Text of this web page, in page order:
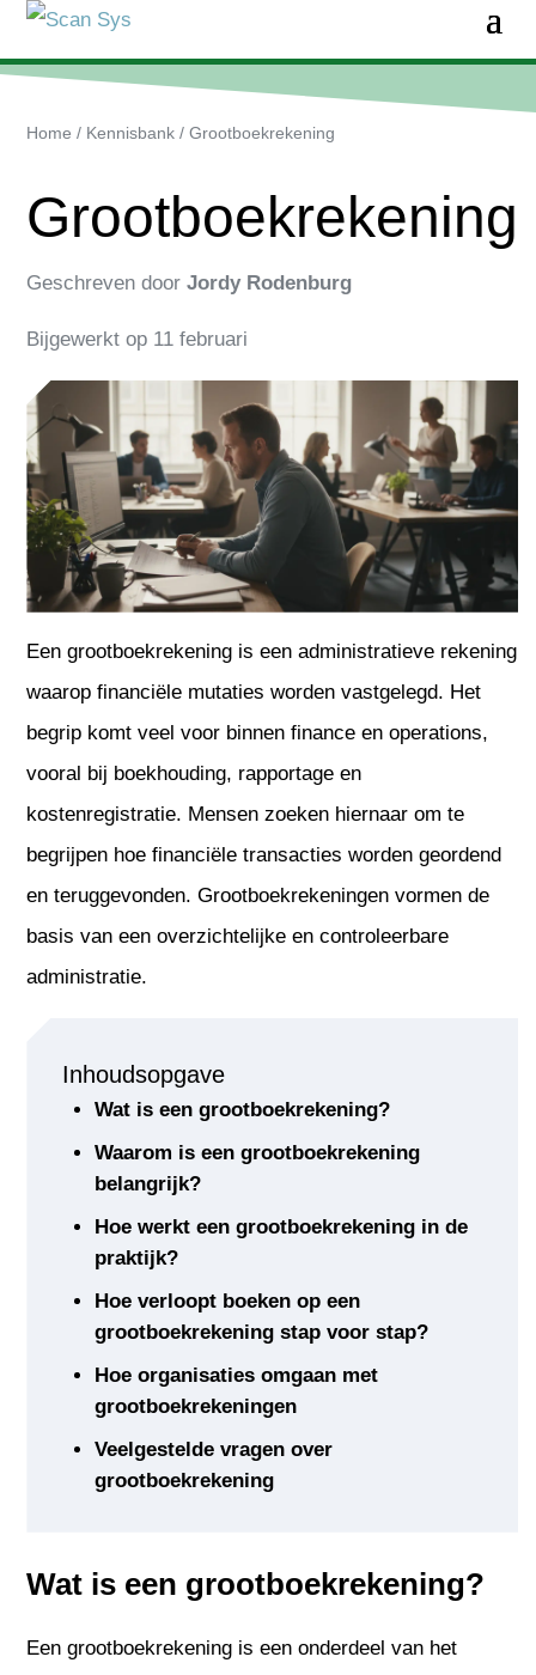
Home / Kennisbank /Grootboekrekening
Grootboekrekening
Geschreven doorJordy Rodenburg
Bijgewerkt op 11 februari
Een grootboekrekening is een administratieve rekening
waarop financiële mutaties worden vastgelegd. Het
begrip komt veel voor binnen finance en operations,
vooral bij boekhouding, rapportage en
kostenregistratie. Mensen zoeken hiernaar om te
begrijpen hoe financiële transacties worden geordend
en teruggevonden. Grootboekrekeningen vormen de
basis van een overzichtelijke en controleerbare
administratie.
Inhoudsopgave
Wat is een grootboekrekening?
Waarom is een grootboekrekening
belangrijk?
Hoe werkt een grootboekrekening in de
praktijk?
Hoe verloopt boeken op een
grootboekrekening stap voor stap?
Hoe organisaties omgaan met
grootboekrekeningen
Veelgestelde vragen over
grootboekrekening
Wat is een grootboekrekening?
Een grootboekrekening is een onderdeel van het